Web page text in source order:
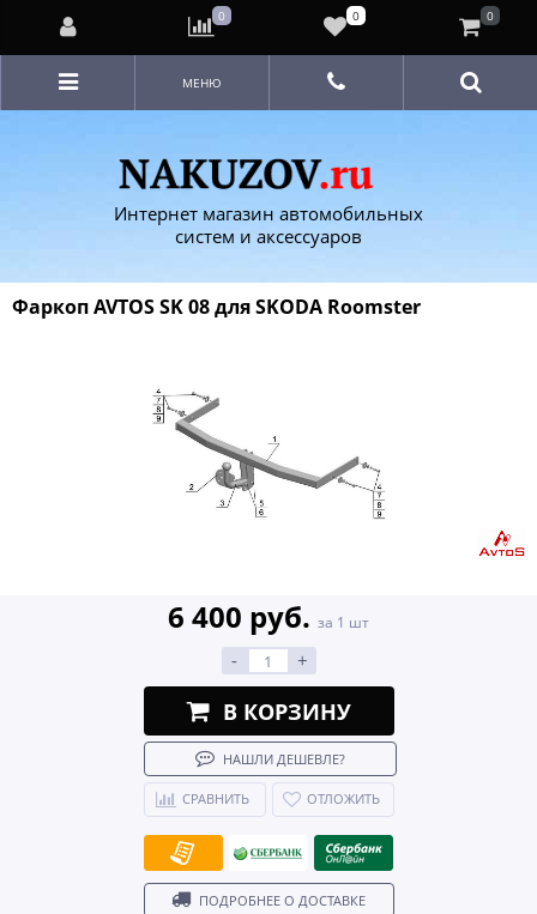
Интернет магазин автомобильных
систем и аксессуаров
МЕНЮ
Фаркоп AVTOS SK 08 для SKODA Roomster
6 400 руб. за 1 шт
- +
В КОРЗИНУ
НАШЛИ ДЕШЕВЛЕ?
СРАВНИТЬ ОТЛОЖИТЬ
ПОДРОБНЕЕ О ДОСТАВКЕ
0 0 0